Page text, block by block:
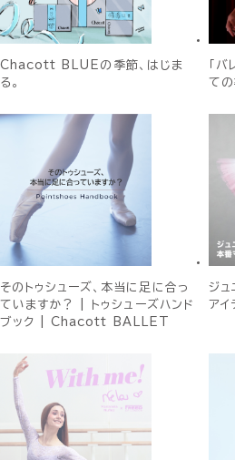
Chacott BLUEの季節、はじま
る。
「
て
そのトゥシューズ、本当に足に合っ
ていますか？ | トゥシューズハンド
ブック | Chacott BALLET
ジュ
アイ